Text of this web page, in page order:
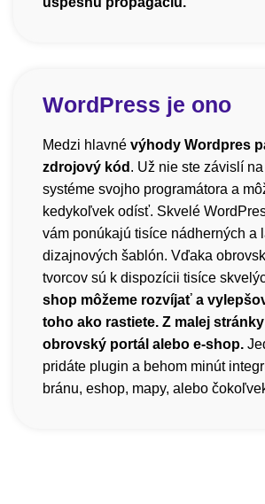
WordPress je ono
Medzi hlavné výhody Wordpres
zdrojový kód . Už nie ste závislí
systéme svojho programátora a
kedykoľvek odísť. Skvelé
vám ponúkajú tisíce nádherných a
dizajnových šablón. Vďaka
tvorcov sú k dispozícii tisíce
shop môžeme rozvíjať a
toho ako rastiete. Z malej
obrovský portál alebo e-shop.
pridáte plugin a behom minút
bránu, eshop, mapy, alebo